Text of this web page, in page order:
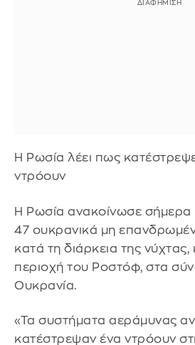
Η Ρωσία λέει πως
ντρόουν
Η Ρωσία ανακοίνωσε
47 ουκρανικά μη
κατά τη διάρκεια της
περιοχή του Ροστόφ, στα
Ουκρανία.
«Τα συστήματα αεράμυνας
κατέστρεψαν ένα ντρόουν